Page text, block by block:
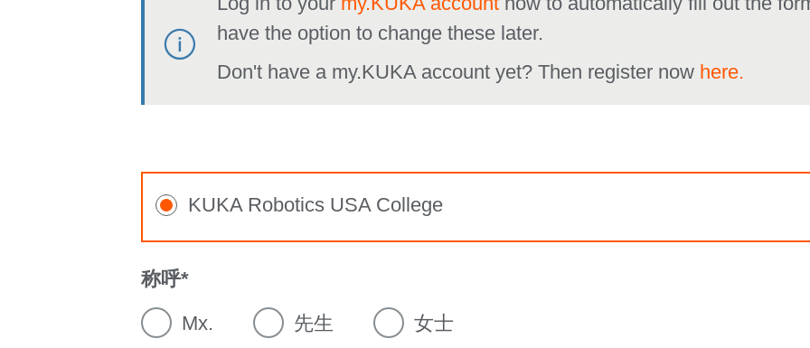
have the option to change these later.
Don't have a my.KUKA account yet? Then register now here.
KUKA Robotics USA College
称呼
Mx.
先生 女士